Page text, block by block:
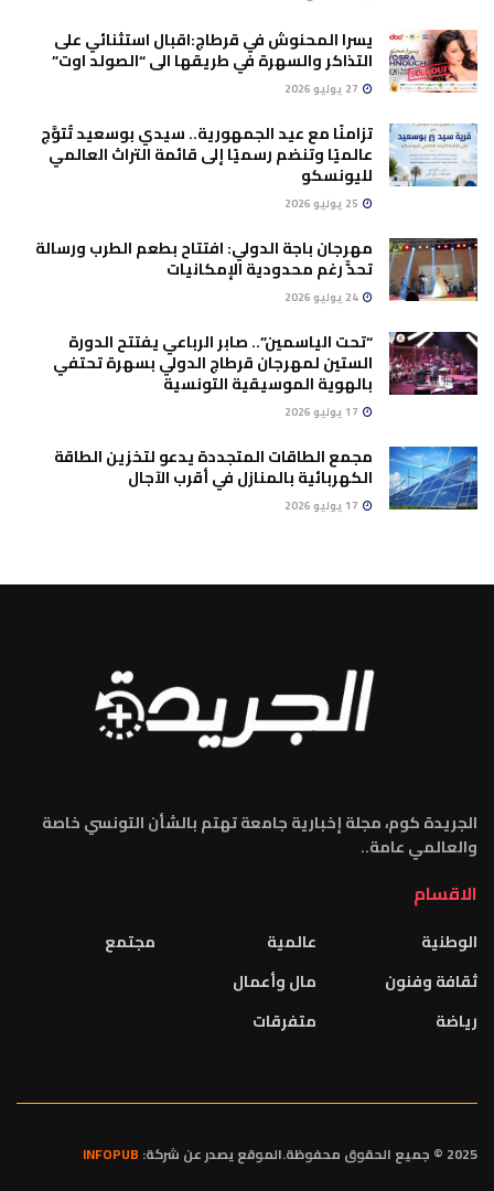
يسرا المحنوش في قرطاج:اقبال استثنائي على
التذاكر والسهرة في طريقها الى “الصولد اوت”
تزامنًا مع عيد الجمهورية.. سيدي بوسعيد تُتوَّج
عالميًا وتنضم رسميًا إلى قائمة التراث العالمي
لليونسكو
مهرجان باجة الدولي: افتتاح بطعم الطرب ورسالة
تحدٍّ رغم محدودية الإمكانيات
“تحت الياسمين”.. صابر الرباعي يفتتح الدورة
الستين لمهرجان قرطاج الدولي بسهرة تحتفي
بالهوية الموسيقية التونسية
مجمع الطاقات المتجددة يدعو لتخزين الطاقة
الكهربائية بالمنازل في أقرب الآجال
الجريدة كوم، مجلة إخبارية جامعة تهتم بالشأن التونسي خاصة
والعالمي عامة..
الاقسام
الوطنية
ثقافة وفنون
رياضة
عالمية
مال وأعمال
متفرقات
مجتمع
2025 © جميع الحقوق محفوظة.الموقع يصدر عن شركة: INFOPUB